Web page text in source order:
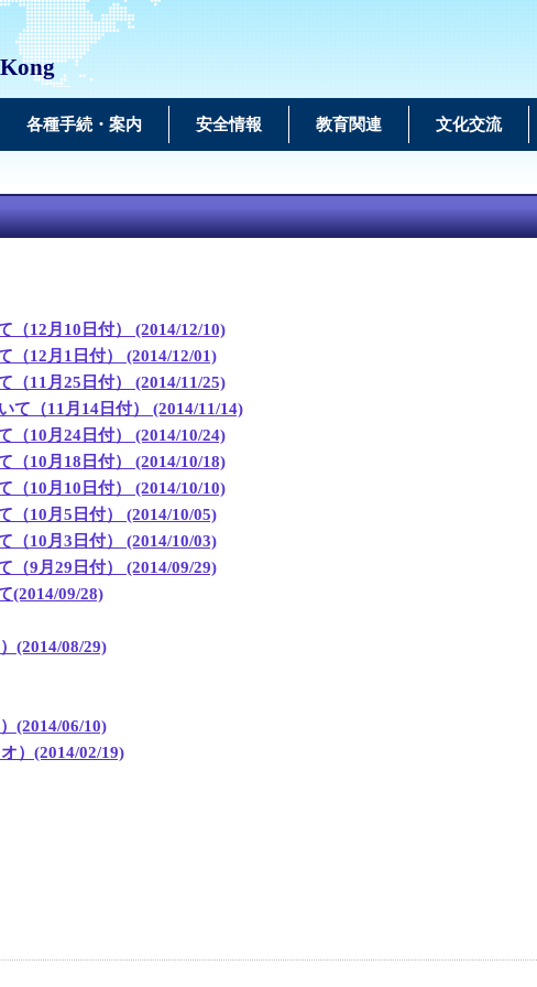
各種手続・案内 安全情報 教育関連 文化交流
（12月10日付） (2014/12/10)
（12月1日付） (2014/12/01)
（11月25日付） (2014/11/25)
て（11月14日付） (2014/11/14)
（10月24日付） (2014/10/24)
（10月18日付） (2014/10/18)
（10月10日付） (2014/10/10)
（10月5日付） (2014/10/05)
（10月3日付） (2014/10/03)
（9月29日付） (2014/09/29)
(2014/09/28)
(2014/08/29)
(2014/06/10)
）(2014/02/19)